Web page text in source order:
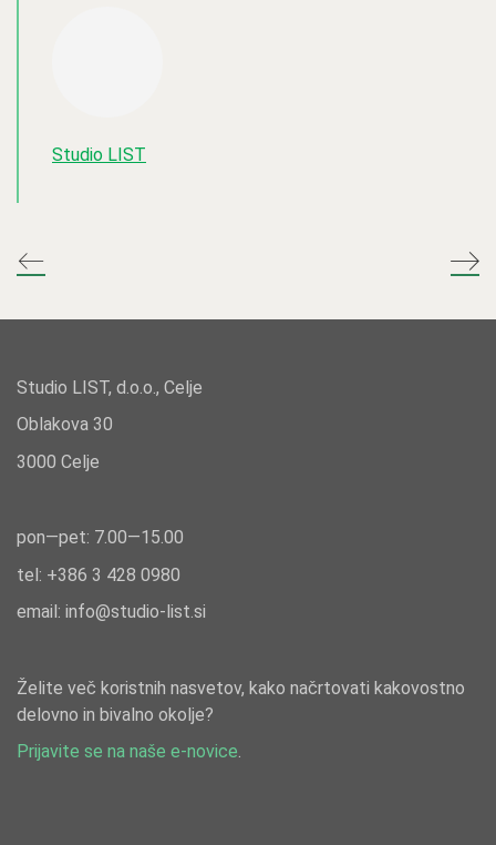
Studio LIST
Studio LIST, d.o.o., Celje
Oblakova 30
3000 Celje
pon—pet: 7.00—15.00
tel: +386 3 428 0980
email: info@studio-list.si
Želite več koristnih nasvetov, kako načrtovati kakovostno
delovno in bivalno okolje?
Prijavite se na naše e-novice.